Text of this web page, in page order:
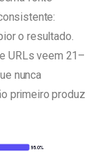
o resultado.
URLs veem 21–
nunca
primeiro produz
95.0%